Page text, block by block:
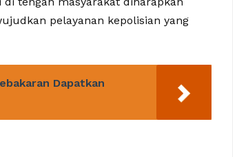
pelayanan kepolisian yang
Dapatkan